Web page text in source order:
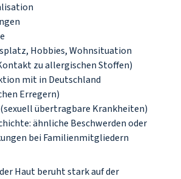
Hobbies, Wohnsituation
zu allergischen Stoffen)
mit in Deutschland
Erregern)
übertragbare Krankheiten)
ähnliche Beschwerden oder
bei Familienmitgliedern
Haut beruht stark auf der